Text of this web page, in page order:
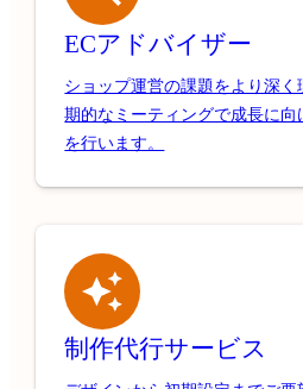
ECアドバイザー
ショップ運営の課題をより深く
期的なミーティングで成長に向
を行います。
制作代行サービス